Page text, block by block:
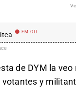
EM Off
de DYM la veo
y